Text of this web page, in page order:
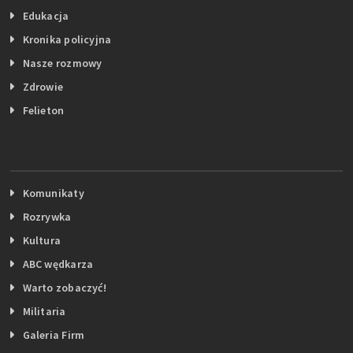
Edukacja
Kronika policyjna
Nasze rozmowy
Zdrowie
Felieton
Komunikaty
Rozrywka
Kultura
ABC wędkarza
Warto zobaczyć!
Militaria
Galeria Firm